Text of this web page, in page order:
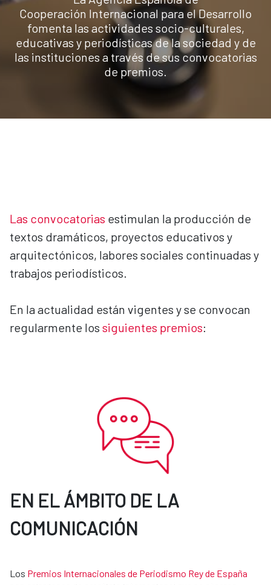
Cooperación Internacional para el Desarrollo
fomenta las actividades socio-culturales,
educativas y periodísticas de la sociedad y de
las instituciones a través de sus convocatorias
de premios.
Las convocatorias estimulan la producción de
textos dramáticos, proyectos educativos y
arquitectónicos, labores sociales continuadas y
trabajos periodísticos.
En la actualidad están vigentes y se convocan
regularmente los siguientes premios:
EN EL ÁMBITO DE LA
COMUNICACIÓN
Los Premios Internacionales de Periodismo Rey de España